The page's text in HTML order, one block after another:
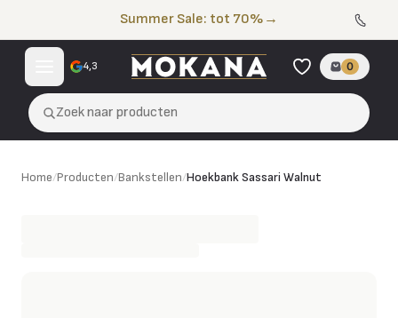
Summer Sale: tot 70% →
4,3 0
Zoek naar producten
Hoekbank Sassari Walnut
Home/Producten/Bankstellen/Hoekbank Sassari Walnut